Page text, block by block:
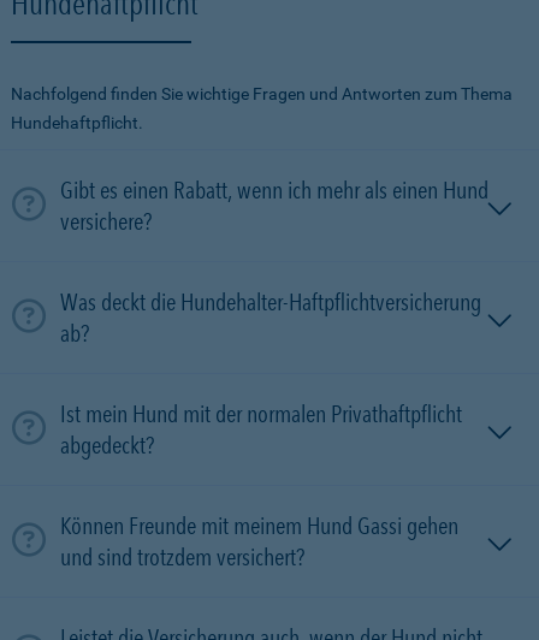
Nachfolgend finden Sie wichtige Fragen und Antworten zum Thema
Hundehaftpflicht.
Gibt es einen Rabatt, wenn ich mehr als einen Hund
versichere?
Was deckt die Hundehalter-Haftpflichtversicherung
ab?
Ist mein Hund mit der normalen Privathaftpflicht
abgedeckt?
Können Freunde mit meinem Hund Gassi gehen
und sind trotzdem versichert?